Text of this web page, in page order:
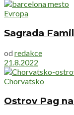
Evropa
Sagrada
od redakce
21.8.2022
Chorvatsko
Ostrov Pag